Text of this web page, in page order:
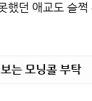
했던 애교도 슬
는 모닝콜 부탁